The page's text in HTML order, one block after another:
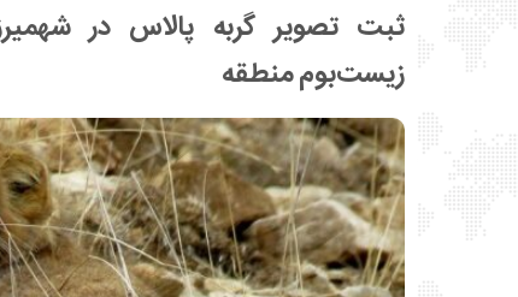
ثبت تصویر گربه پالاس در
زیست‌بوم منطقه